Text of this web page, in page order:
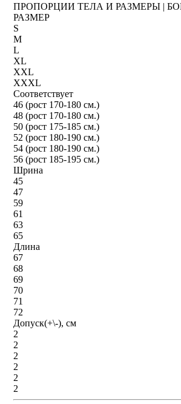
ПРОПОРЦИИ ТЕЛА И РАЗМЕРЫ |
РАЗМЕР
S
M
L
XL
XXL
XXXL
Соответствует
46 (рост 170-180 см.)
48 (рост 170-180 см.)
50 (рост 175-185 см.)
52 (рост 180-190 см.)
54 (рост 180-190 см.)
56 (рост 185-195 см.)
Шрина
45
47
59
61
63
65
Длина
67
68
69
70
71
72
Допуск(+\-), см
2
2
2
2
2
2